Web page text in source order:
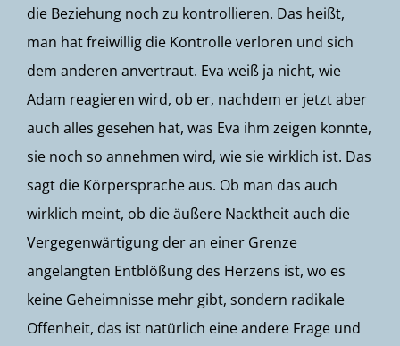
die Beziehung noch zu kontrollieren. Das heißt,
man hat freiwillig die Kontrolle verloren und sich
dem anderen anvertraut. Eva weiß ja nicht, wie
Adam reagieren wird, ob er, nachdem er jetzt aber
auch alles gesehen hat, was Eva ihm zeigen konnte,
sie noch so annehmen wird, wie sie wirklich ist. Das
sagt die Körpersprache aus. Ob man das auch
wirklich meint, ob die äußere Nacktheit auch die
Vergegenwärtigung der an einer Grenze
angelangten Entblößung des Herzens ist, wo es
keine Geheimnisse mehr gibt, sondern radikale
Offenheit, das ist natürlich eine andere Frage und